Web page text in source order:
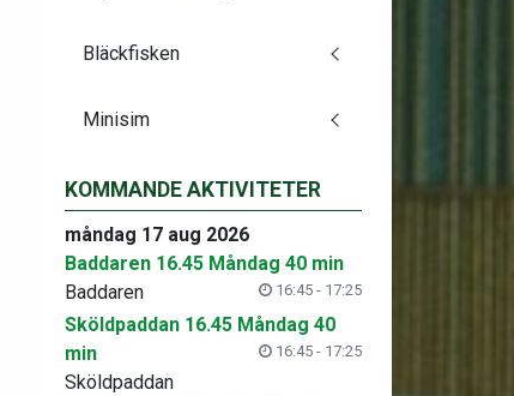
Bläckfisken
Minisim
KOMMANDE AKTIVITETER
måndag 17 aug 2026
Baddaren 16.45 Måndag 40 min
16:45 - 17:25
Baddaren
Sköldpaddan 16.45 Måndag 40
min
16:45 - 17:25
Sköldpaddan